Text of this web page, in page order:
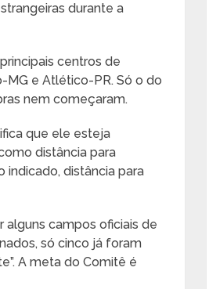
durante a
centros de
MG e Atlético-PR. Só o do
nem começaram.
que ele esteja
distância para
indicado, distância para
alguns campos oficiais de
só cinco já foram
A meta do Comitê é